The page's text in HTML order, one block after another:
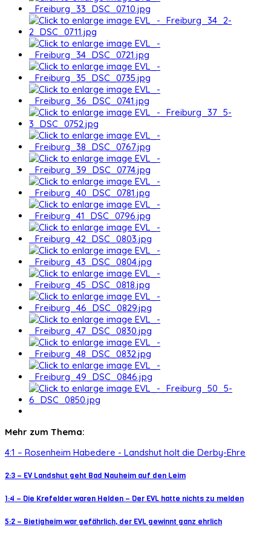
Mehr zum Thema:
4:1 – Rosenheim Habedere - Landshut holt die Derby-Ehre
2:3 – EV Landshut geht Bad Nauheim auf den Leim
1:4 – Die Krefelder waren Helden – Der EVL hatte nichts zu melden
5:2 – Bietigheim war gefährlich, der EVL gewinnt ganz ehrlich